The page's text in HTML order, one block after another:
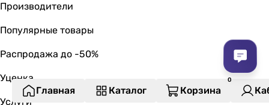
Производители
Популярные товары
Распродажа до -50%
Уценка
Услуги
Главная Каталог Корзина